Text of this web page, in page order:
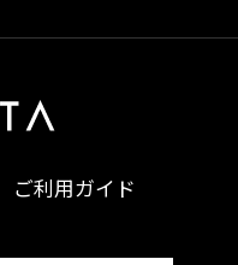
ご利用ガイド